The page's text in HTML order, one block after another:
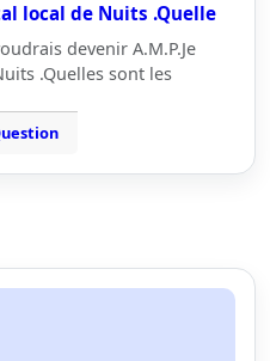
local de Nuits .Quelle
devenir A.M.P.Je
.Quelles sont les